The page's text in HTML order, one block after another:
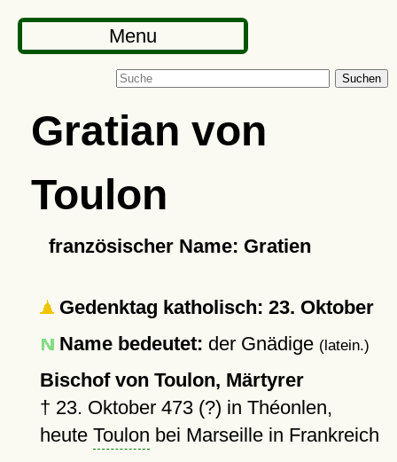
Menu
Suchen
Gratian von
Toulon
französischer Name: Gratien
Gedenktag katholisch: 23. Oktober
Name bedeutet: der Gnädige (latein.)
Bischof von Toulon, Märtyrer
† 23. Oktober 473 (?) in Théonlen,
heute Toulon bei Marseille in Frankreich